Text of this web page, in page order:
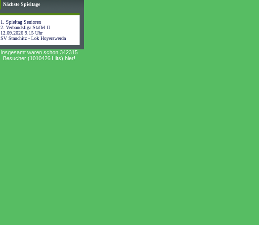
Nächste Spieltage
1. Spieltag Senioren
2. Verbandsliga Staffel II
12.09.2026 9.15 Uhr
SV Stauchitz - Lok Hoyerswerda
Insgesamt waren schon 342315
Besucher (1010426 Hits) hier!